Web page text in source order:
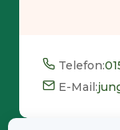
Telefon:
E-Mail: